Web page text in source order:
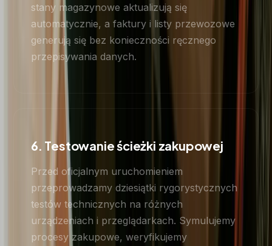
stany magazynowe aktualizują się
automatycznie, a faktury i listy przewozowe
generują się bez konieczności ręcznego
przepisywania danych.
6. Testowanie ścieżki zakupowej
Przed oficjalnym uruchomieniem
przeprowadzamy dziesiątki rygorystycznych
testów technicznych na różnych
urządzeniach i przeglądarkach. Symulujemy
procesy zakupowe, weryfikujemy